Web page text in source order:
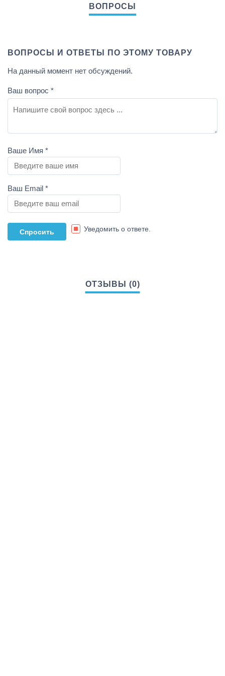
ВОПРОСЫ И ОТВЕТЫ ПО ЭТОМУ ТОВАРУ
На данный момент нет обсуждений.
Ваш вопрос *
Ваше Имя *
Ваш Email *
Уведомить о ответе.